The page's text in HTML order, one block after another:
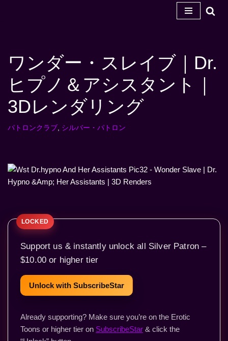
ン
へ
ス
キ
ッ
ワンダー・スレイブ｜Dr.
ヒプノ＆アシスタント｜
3Dレンダリング
パトロンクラブ, シルバー・パトロン
Support us & instantly unlock all Silver Patron –
$10.00 or higher tier
Unlock with SubscribeStar
Already supporting? Make sure you’re on the Erotic
Toons or higher tier on SubscribeStar & click the